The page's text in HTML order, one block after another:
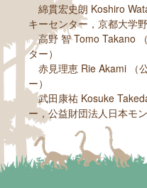
綿貫宏史朗 Koshiro
キーセンター，京都大学
高野 智 Tomo Takano
ター）
赤見理恵 Rie Akami （
ー）
武田康祐 Kosuke
ー，公益財団法人日本モ